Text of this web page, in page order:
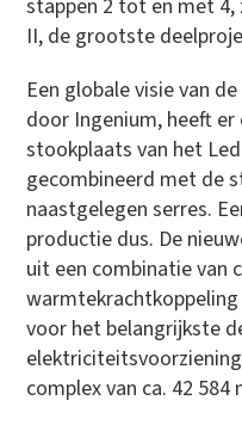
stappen 2 tot en met 4,
II, de grootste
Een globale visie van
door Ingenium, heeft
stookplaats van het
gecombineerd met de
naastgelegen serres.
productie dus. De
uit een combinatie van
warmtekrachtkoppeling
voor het belangrijkste
complex van ca. 42 584